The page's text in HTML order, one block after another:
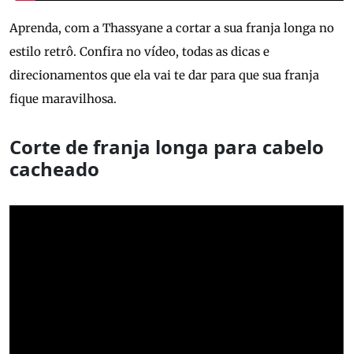
Aprenda, com a Thassyane a cortar a sua franja longa no
estilo retrô. Confira no vídeo, todas as dicas e
direcionamentos que ela vai te dar para que sua franja
fique maravilhosa.
Corte de franja longa para cabelo
cacheado